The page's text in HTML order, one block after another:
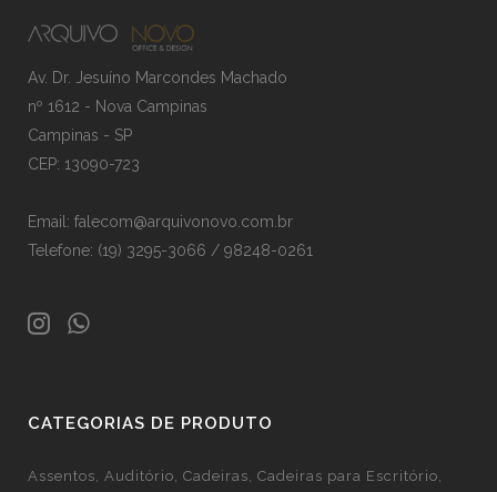
Av. Dr. Jesuíno Marcondes Machado
nº 1612 - Nova Campinas
Campinas - SP
CEP: 13090-723
Email: falecom@arquivonovo.com.br
Telefone: (19) 3295-3066 / 98248-0261
CATEGORIAS DE PRODUTO
Assentos Auditório Cadeiras Cadeiras para Escritório